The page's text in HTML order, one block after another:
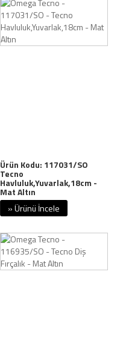
Ürün Kodu: 117031/SO
Tecno
Havluluk,Yuvarlak,18cm -
Mat Altın
» Ürünü İncele